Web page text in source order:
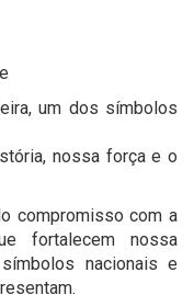
um dos símbolos
nossa força e o
compromisso com a
fortalecem nossa
nacionais e